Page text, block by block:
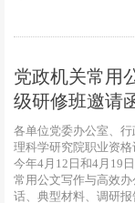
党政机关常用
级研修班邀请
各单位党委办公室、
理科学研究院职业资
今年4月12日和4月19
常用公文写作与高效
话、典型材料、调研